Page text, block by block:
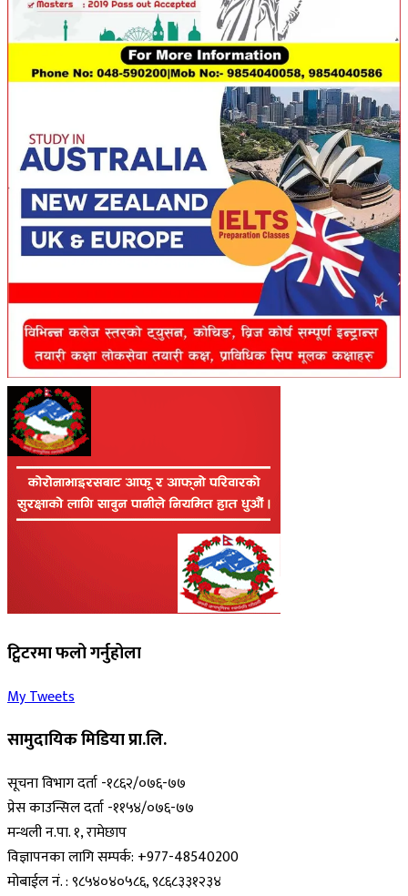
ट्विटरमा फलो गर्नुहोला
My Tweets
सामुदायिक मिडिया प्रा.लि.
सूचना विभाग दर्ता -१८६२/०७६-७७
प्रेस काउन्सिल दर्ता -११५४/०७६-७७
मन्थली न.पा. १, रामेछाप
विज्ञापनका लागि सम्पर्क: +977-48540200
मोबाईल नं. : ९८५४०४०५८६, ९८६८३३१२३४